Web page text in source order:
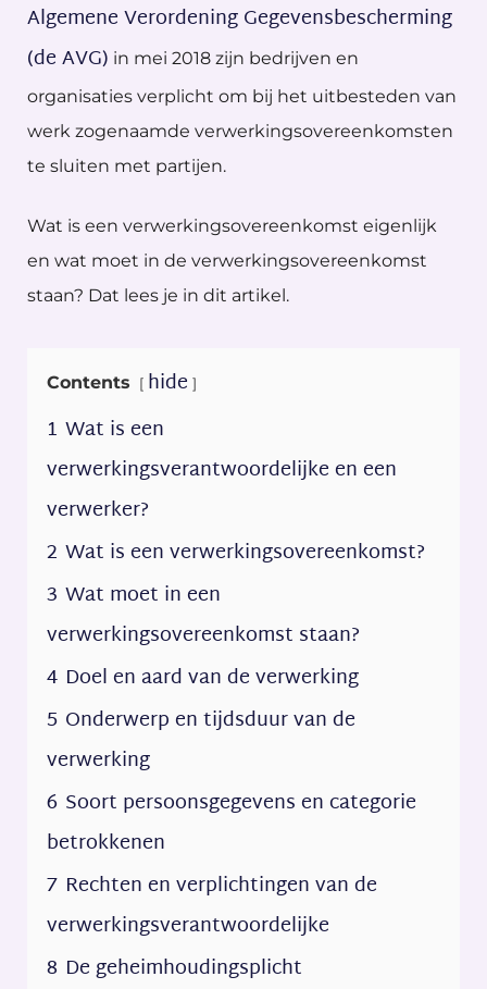
Algemene Verordening Gegevensbescherming
(de AVG) in mei 2018 zijn bedrijven en
organisaties verplicht om bij het uitbesteden van
werk zogenaamde verwerkingsovereenkomsten
te sluiten met partijen.
Wat is een verwerkingsovereenkomst eigenlijk
en wat moet in de verwerkingsovereenkomst
staan? Dat lees je in dit artikel.
Contents
hide
1 Wat is een
verwerkingsverantwoordelijke en een
verwerker?
2 Wat is een verwerkingsovereenkomst?
3 Wat moet in een
verwerkingsovereenkomst staan?
4 Doel en aard van de verwerking
5 Onderwerp en tijdsduur van de
verwerking
6 Soort persoonsgegevens en categorie
betrokkenen
7 Rechten en verplichtingen van de
verwerkingsverantwoordelijke
8 De geheimhoudingsplicht